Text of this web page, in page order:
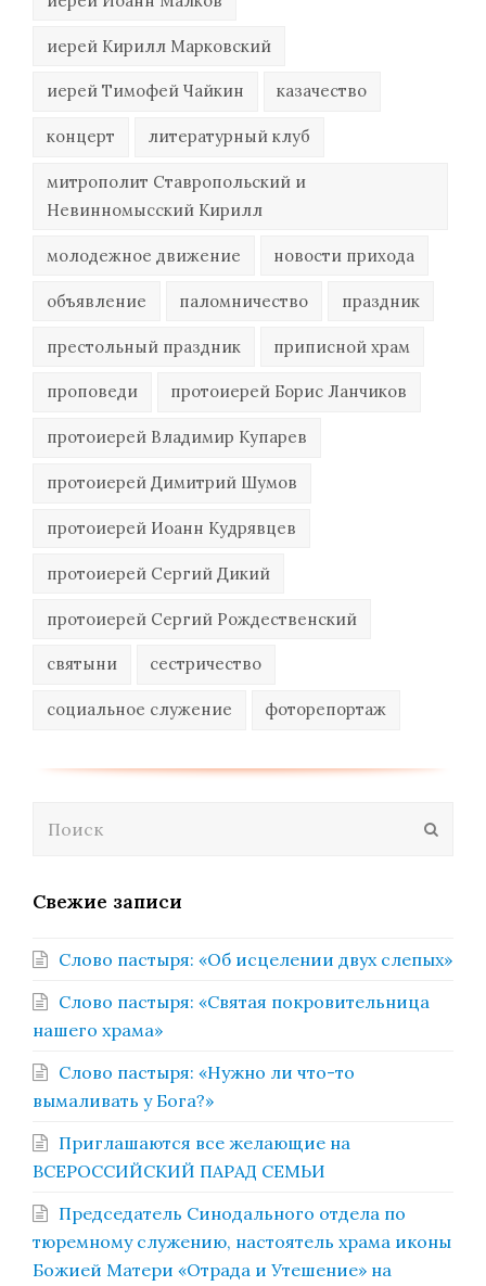
иерей Кирилл Марковский
иерей Тимофей Чайкин казачество
концерт литературный клуб
митрополит Ставропольский и
Невинномысский Кирилл
молодежное движение новости прихода
объявление паломничество праздник
престольный праздник приписной храм
проповеди протоиерей Борис Ланчиков
протоиерей Владимир Купарев
протоиерей Димитрий Шумов
протоиерей Иоанн Кудрявцев
протоиерей Сергий Дикий
протоиерей Сергий Рождественский
святыни сестричество
социальное служение фоторепортаж
Свежие записи
Слово пастыря: «Об исцелении двух слепых»
Слово пастыря: «Святая покровительница
нашего храма»
Слово пастыря: «Нужно ли что-то
вымаливать у Бога?»
Приглашаются все желающие на
ВСЕРОССИЙСКИЙ ПАРАД СЕМЬИ
Председатель Синодального отдела по
тюремному служению, настоятель храма иконы
Божией Матери «Отрада и Утешение» на